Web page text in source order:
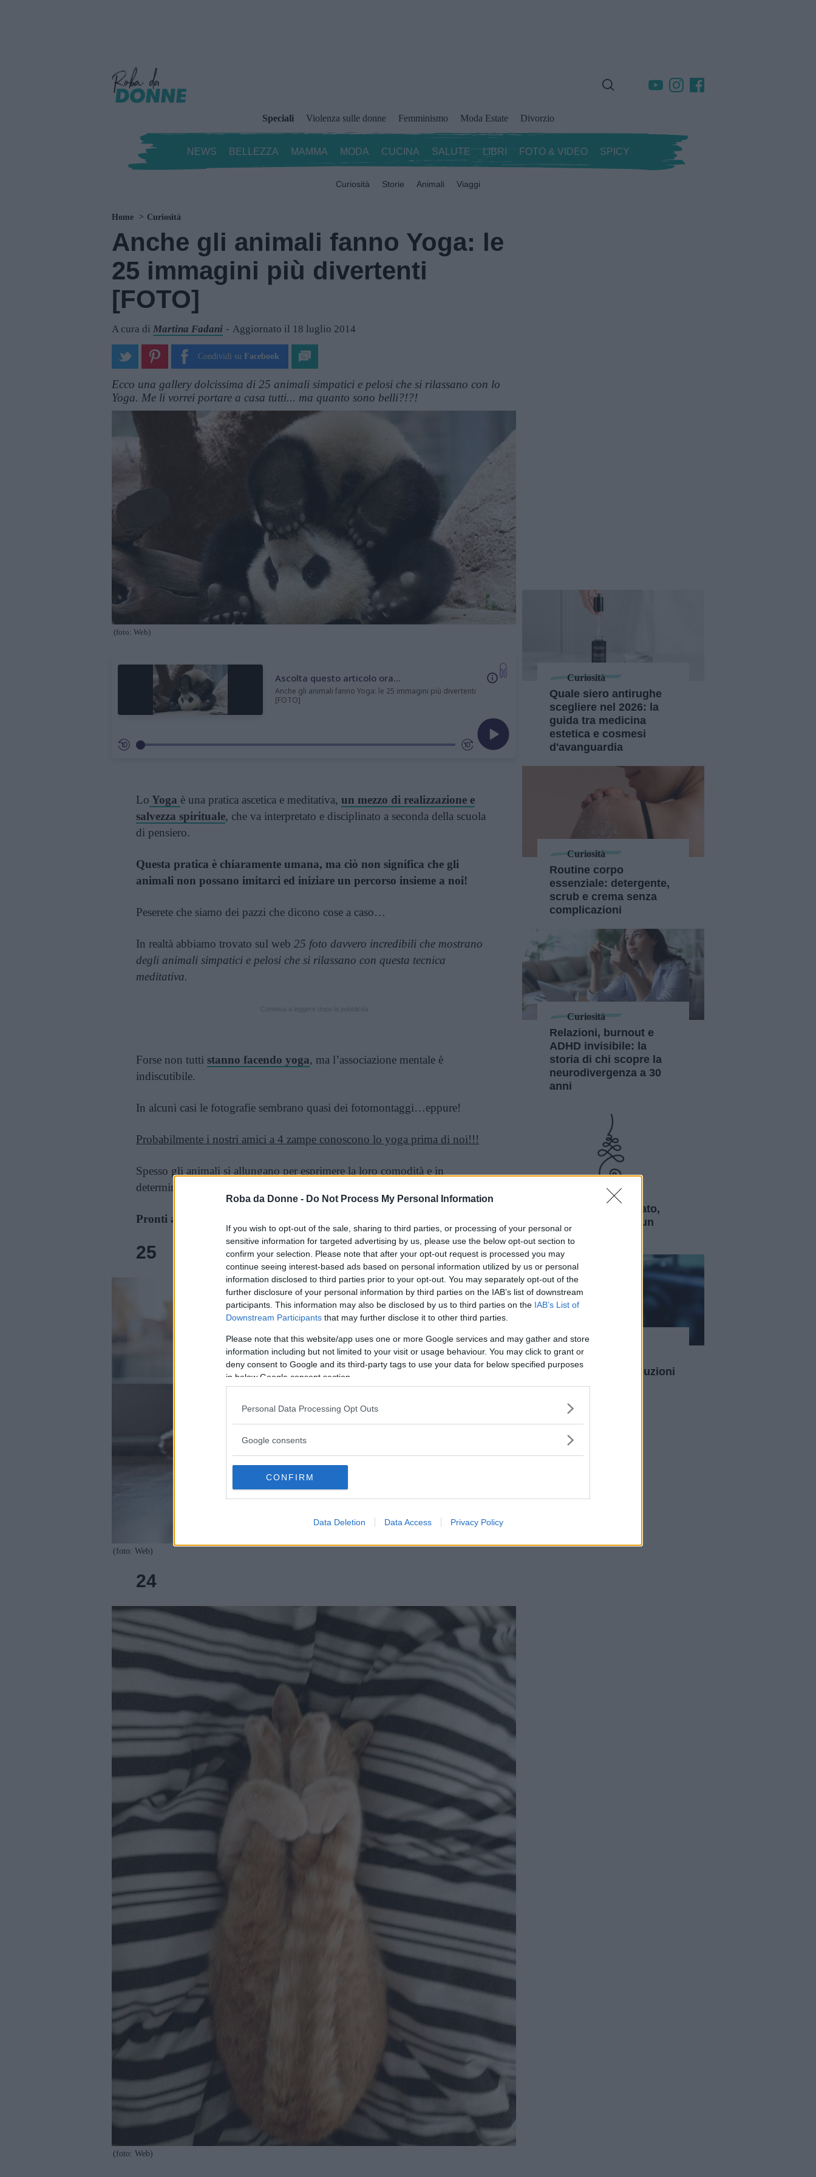
Roba da Donne - Do Not Process My Personal Information
If you wish to opt-out of the sale, sharing to third parties, or processing of your personal or
sensitive information for targeted advertising by us, please use the below opt-out section to
confirm your selection. Please note that after your opt-out request is processed you may
continue seeing interest-based ads based on personal information utilized by us or personal
information disclosed to third parties prior to your opt-out. You may separately opt-out of the
further disclosure of your personal information by third parties on the IAB’s list of downstream
participants. This information may also be disclosed by us to third parties on the IAB’s List of
Downstream Participants that may further disclose it to other third parties.
Please note that this website/app uses one or more Google services and may gather and store
information including but not limited to your visit or usage behaviour. You may click to grant or
deny consent to Google and its third-party tags to use your data for below specified purposes
in below Google consent section.
Personal Data Processing Opt Outs
Google consents
CONFIRM
Data Deletion Data Access Privacy Policy
Speciali Violenza sulle donne Femminismo Moda Estate Divorzio
NEWS BELLEZZA MAMMA MODA CUCINA SALUTE LIBRI FOTO & VIDEO SPICY
Curiosità Storie Animali Viaggi
Home Curiosità
Anche gli animali fanno Yoga: le
25 immagini più divertenti
[FOTO]
A cura di Martina Fadani Aggiornato il 18 luglio 2014
Condividi su Facebook
Ecco una gallery dolcissima di 25 animali simpatici e pelosi che si rilassano con lo
Yoga. Me li vorrei portare a casa tutti... ma quanto sono belli?!?!
(foto: Web)
Ascolta questo articolo ora...
Anche gli animali fanno Yoga: le 25 immagini più divertenti
[FOTO]
Lo Yoga è una pratica ascetica e meditativa, un mezzo di realizzazione e
salvezza spirituale, che va interpretato e disciplinato a seconda della scuola
di pensiero.
Questa pratica è chiaramente umana, ma ciò non significa che gli
animali non possano imitarci ed iniziare un percorso insieme a noi!
Peserete che siamo dei pazzi che dicono cose a caso…
In realtà abbiamo trovato sul web 25 foto davvero incredibili che mostrano
degli animali simpatici e pelosi che si rilassano con questa tecnica
meditativa.
Forse non tutti stanno facendo yoga, ma l’associazione mentale è
indiscutibile.
In alcuni casi le fotografie sembrano quasi dei fotomontaggi…eppure!
Probabilmente i nostri amici a 4 zampe conoscono lo yoga prima di noi!!!
Spesso gli animali si allungano per esprimere la loro comodità e in
determinati casi
Pronti a ridere insieme a me con questi fantastici 25 cucciolotti?!
25
(foto: Web)
24
(foto: Web)
Curiosità
Quale siero antirughe
scegliere nel 2026: la
guida tra medicina
estetica e cosmesi
d'avanguardia
Curiosità
Routine corpo
essenziale: detergente,
scrub e crema senza
complicazioni
Curiosità
Relazioni, burnout e
ADHD invisibile: la
storia di chi scopre la
neurodivergenza a 30
anni
Unalome: significato,
storia e origini di un
simbolo sacro
Curiosità
Laser e lenti
intraoculari: le soluzioni
per dire addio agli